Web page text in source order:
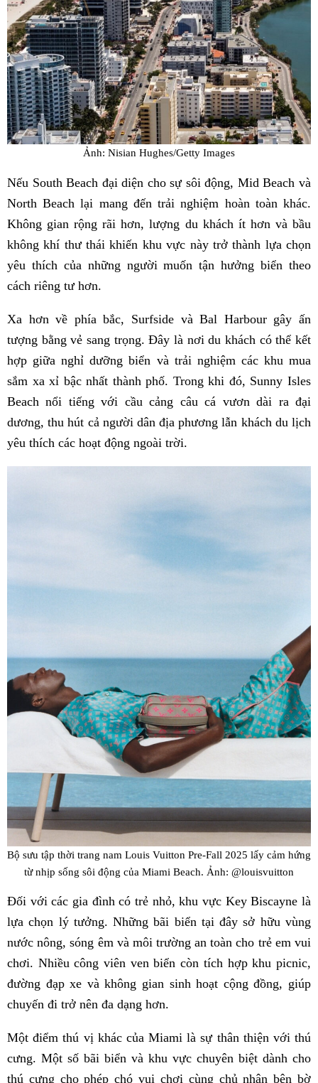
Ảnh: Nisian Hughes/Getty Images
Nếu South Beach đại diện cho sự sôi động, Mid Beach và
North Beach lại mang đến trải nghiệm hoàn toàn khác.
Không gian rộng rãi hơn, lượng du khách ít hơn và bầu
không khí thư thái khiến khu vực này trở thành lựa chọn
yêu thích của những người muốn tận hưởng biển theo
cách riêng tư hơn.
Xa hơn về phía bắc, Surfside và Bal Harbour gây ấn
tượng bằng vẻ sang trọng. Đây là nơi du khách có thể kết
hợp giữa nghỉ dưỡng biển và trải nghiệm các khu mua
sắm xa xỉ bậc nhất thành phố. Trong khi đó, Sunny Isles
Beach nổi tiếng với cầu cảng câu cá vươn dài ra đại
dương, thu hút cả người dân địa phương lẫn khách du lịch
yêu thích các hoạt động ngoài trời.
Bộ sưu tập thời trang nam Louis Vuitton Pre-Fall 2025 lấy cảm hứng
từ nhịp sống sôi động của Miami Beach. Ảnh: @louisvuitton
Đối với các gia đình có trẻ nhỏ, khu vực Key Biscayne là
lựa chọn lý tưởng. Những bãi biển tại đây sở hữu vùng
nước nông, sóng êm và môi trường an toàn cho trẻ em vui
chơi. Nhiều công viên ven biển còn tích hợp khu picnic,
đường đạp xe và không gian sinh hoạt cộng đồng, giúp
chuyến đi trở nên đa dạng hơn.
Một điểm thú vị khác của Miami là sự thân thiện với thú
cưng. Một số bãi biển và khu vực chuyên biệt dành cho
thú cưng cho phép chó vui chơi cùng chủ nhân bên bờ